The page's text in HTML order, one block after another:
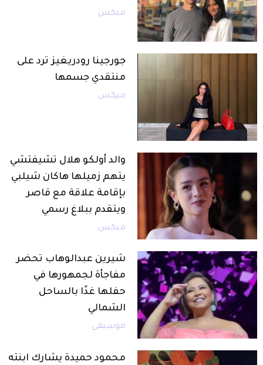
ميكس
جورجينا رودريغيز ترد على
منتقدي جسمها
ميكس
والد أولكو هلال تشيفتشي
يتهم زميلها هاكان شيلبي
بإقامة علاقة مع قاصر
ويتقدم ببلاغ رسمي
ميكس
شيرين عبدالوهاب تحضر
مفاجأة لجمهورها في
حفلها غدًا بالساحل
الشمالي
موسيقى
محمود حميدة يشارك ابنته